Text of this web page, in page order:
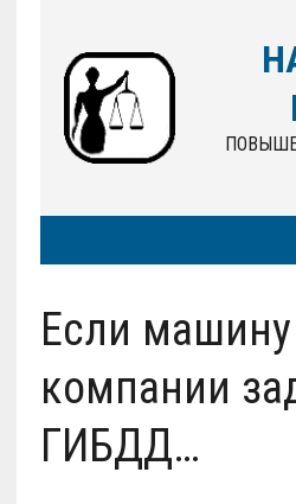
Если машину
компании
ГИБДД…